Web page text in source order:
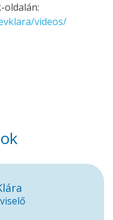
oldalán:
videos/